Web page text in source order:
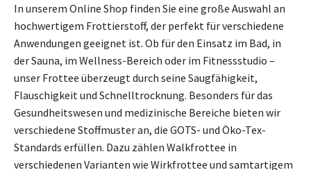
In unserem Online Shop finden Sie eine große Auswahl an
hochwertigem Frottierstoff, der perfekt für verschiedene
Anwendungen geeignet ist. Ob für den Einsatz im Bad, in
der Sauna, im Wellness-Bereich oder im Fitnessstudio –
unser Frottee überzeugt durch seine Saugfähigkeit,
Flauschigkeit und Schnelltrocknung. Besonders für das
Gesundheitswesen und medizinische Bereiche bieten wir
verschiedene Stoffmuster an, die GOTS- und Öko-Tex-
Standards erfüllen. Dazu zählen Walkfrottee in
verschiedenen Varianten wie Wirkfrottee und samtartigem